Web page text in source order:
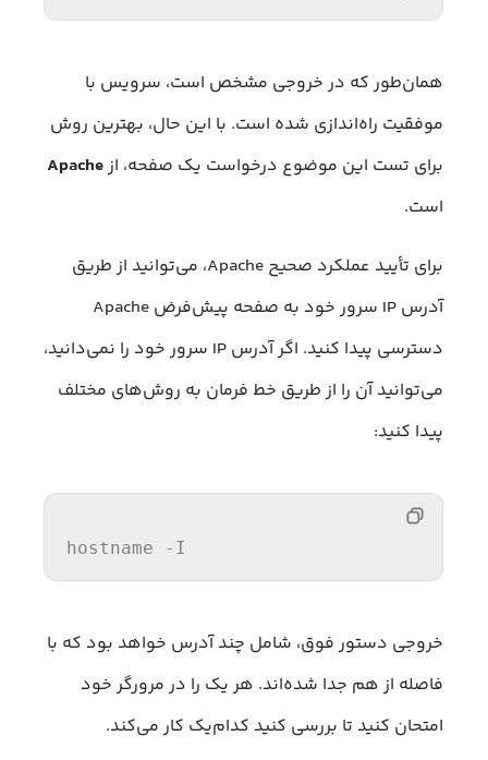
همان‌طور که در خروجی مشخص است، سرویس با
موفقیت راه‌اندازی شده است. با این حال، بهترین روش
برای تست این موضوع درخواست یک صفحه، ازApache
است.
برای تأیید عملکرد صحیح Apache، می‌توانید از طریق
آدرس IP سرور خود به صفحه پیش‌فرض Apache
دسترسی پیدا کنید. اگر آدرس IP سرور خود را نمی‌دانید،
می‌توانید آن را از طریق خط فرمان به روش‌های مختلف
پیدا کنید:
hostname - I
خروجی دستور فوق، شامل چند آدرس خواهد بود که با
فاصله از هم جدا شده‌اند. هر یک را در مرورگر خود
امتحان کنید تا بررسی کنید کدام‌یک کار می‌کند.